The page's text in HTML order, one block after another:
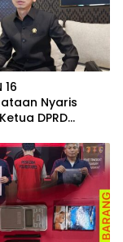
16
Nyaris
DPRD
Anggaran